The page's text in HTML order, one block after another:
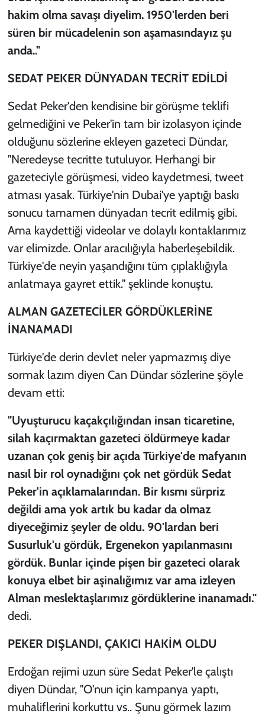
hakim olma savaşı diyelim. 1950'lerden beri
süren bir mücadelenin son aşamasındayız şu
anda.."
SEDAT PEKER DÜNYADAN TECRİT EDİLDİ
Sedat Peker'den kendisine bir görüşme teklifi
gelmediğini ve Peker'in tam bir izolasyon içinde
olduğunu sözlerine ekleyen gazeteci Dündar,
"Neredeyse tecritte tutuluyor. Herhangi bir
gazeteciyle görüşmesi, video kaydetmesi, tweet
atması yasak. Türkiye'nin Dubai'ye yaptığı baskı
sonucu tamamen dünyadan tecrit edilmiş gibi.
Ama kaydettiği videolar ve dolaylı kontaklarımız
var elimizde. Onlar aracılığıyla haberleşebildik.
Türkiye'de neyin yaşandığını tüm çıplaklığıyla
anlatmaya gayret ettik." şeklinde konuştu.
ALMAN GAZETECİLER GÖRDÜKLERİNE
İNANAMADI
Türkiye'de derin devlet neler yapmazmış diye
sormak lazım diyen Can Dündar sözlerine şöyle
devam etti:
"Uyuşturucu kaçakçılığından insan ticaretine,
silah kaçırmaktan gazeteci öldürmeye kadar
uzanan çok geniş bir açıda Türkiye'de mafyanın
nasıl bir rol oynadığını çok net gördük Sedat
Peker'in açıklamalarından. Bir kısmı sürpriz
değildi ama yok artık bu kadar da olmaz
diyeceğimiz şeyler de oldu. 90'lardan beri
Susurluk'u gördük, Ergenekon yapılanmasını
gördük. Bunlar içinde pişen bir gazeteci olarak
konuya elbet bir aşinalığımız var ama izleyen
Alman meslektaşlarımız gördüklerine inanamadı."
dedi.
PEKER DIŞLANDI, ÇAKICI HAKİM OLDU
Erdoğan rejimi uzun süre Sedat Peker'le çalıştı
diyen Dündar, "O'nun için kampanya yaptı,
muhaliflerini korkuttu vs.. Şunu görmek lazım